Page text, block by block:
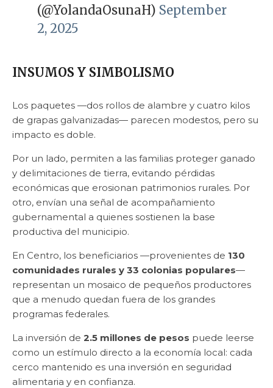
(@YolandaOsunaH) September
2, 2025
INSUMOS Y SIMBOLISMO
Los paquetes —dos rollos de alambre y cuatro kilos
de grapas galvanizadas— parecen modestos, pero su
impacto es doble.
Por un lado, permiten a las familias proteger ganado
y delimitaciones de tierra, evitando pérdidas
económicas que erosionan patrimonios rurales. Por
otro, envían una señal de acompañamiento
gubernamental a quienes sostienen la base
productiva del municipio.
En Centro, los beneficiarios —provenientes de 130
comunidades rurales y 33 colonias populares—
representan un mosaico de pequeños productores
que a menudo quedan fuera de los grandes
programas federales.
La inversión de 2.5 millones de pesos puede leerse
como un estímulo directo a la economía local: cada
cerco mantenido es una inversión en seguridad
alimentaria y en confianza.